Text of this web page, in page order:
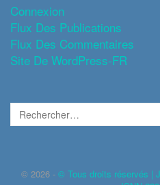
Connexion
Flux Des Publications
Flux Des Commentaires
Site De WordPress-FR
© 2026 - © Tous droits réservés |